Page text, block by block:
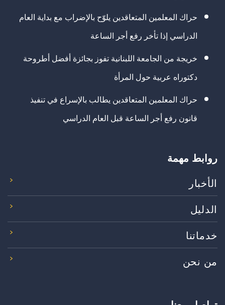
حراك المعلمين المتعاقدين يلوّح بالإضراب مع بداية العام
الدراسي إذا تأخر رفع أجر الساعة
خريجة من الجامعة اللبنانية تفوز بجائزة أفضل أطروحة
دكتوراه عربية حول المرأة
حراك المعلمين المتعاقدين يطالب بالإسراع في تنفيذ
قانون رفع أجر الساعة قبل العام الدراسي
روابط مهمة
الأخبار
الدليل
خدماتنا
من نحن